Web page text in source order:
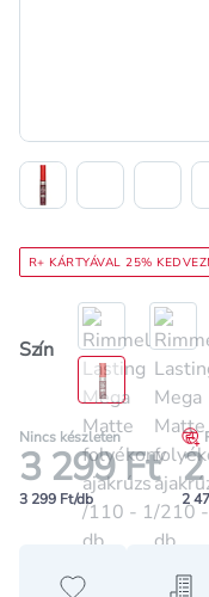
R+ KÁRTYÁVAL 25%
Szín
Nincs készleten
3 299 Ft
3 299 Ft/db 2